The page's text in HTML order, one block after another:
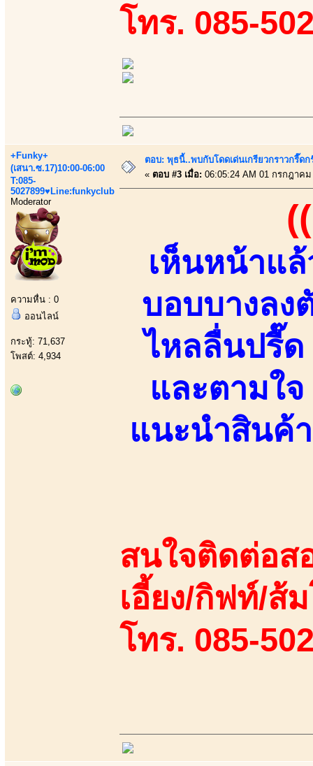
โทร. 085-
+Funky+
(เสนา.ซ.17)10:00-06:00
T:085-
5027899♥Line:funkyclub
Moderator
ความหื่น : 0
ออนไลน์
กระทู้: 71,637
โพสต์: 4,934
ตอบ: พุธนี้..พบกับโดดเด่นเกรียวกราวกรี๊
« ตอบ #3 เมื่อ: 06:05:24 AM 01 กรกฎาคม
เห็นหน้าแล้
บอบบางลง
ไหลลื่นปรื๊
และตามใ
แนะนำสินค้
สนใจติดต่อส
เอี้ยง/กิฟท์/ส้
โทร. 085-